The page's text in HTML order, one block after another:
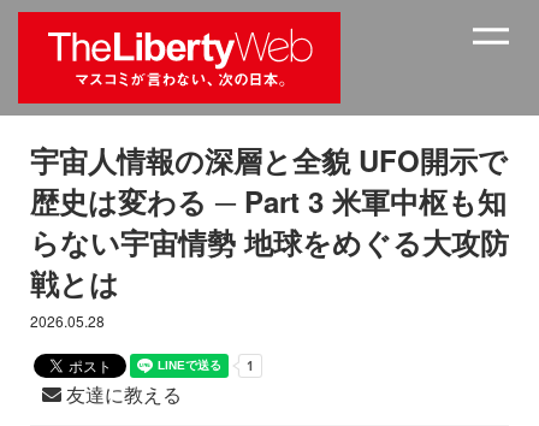
宇宙人情報の深層と全貌 UFO開示で
歴史は変わる ─ Part 3 米軍中枢も知
らない宇宙情勢 地球をめぐる大攻防
戦とは
2026.05.28
友達に教える